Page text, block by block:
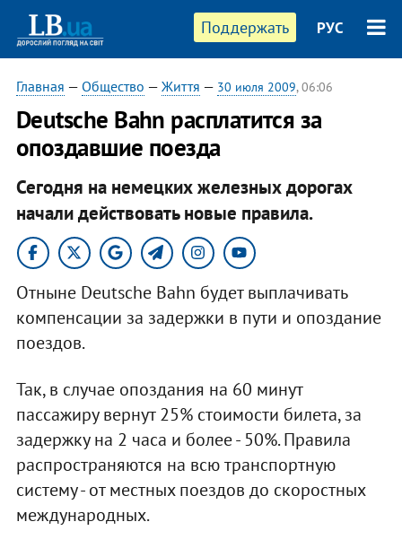
Поддержать РУС
Главная — Общество — Життя — 30 июля 2009, 06:06
Deutsche Bahn расплатится за
опоздавшие поезда
Сегодня на немецких железных дорогах
начали действовать новые правила.
Отныне Deutsche Bahn будет выплачивать
компенсации за задержки в пути и опоздание
поездов.
Так, в случае опоздания на 60 минут
пассажиру вернут 25% стоимости билета, за
задержку на 2 часа и более - 50%. Правила
распространяются на всю транспортную
систему - от местных поездов до скоростных
международных.